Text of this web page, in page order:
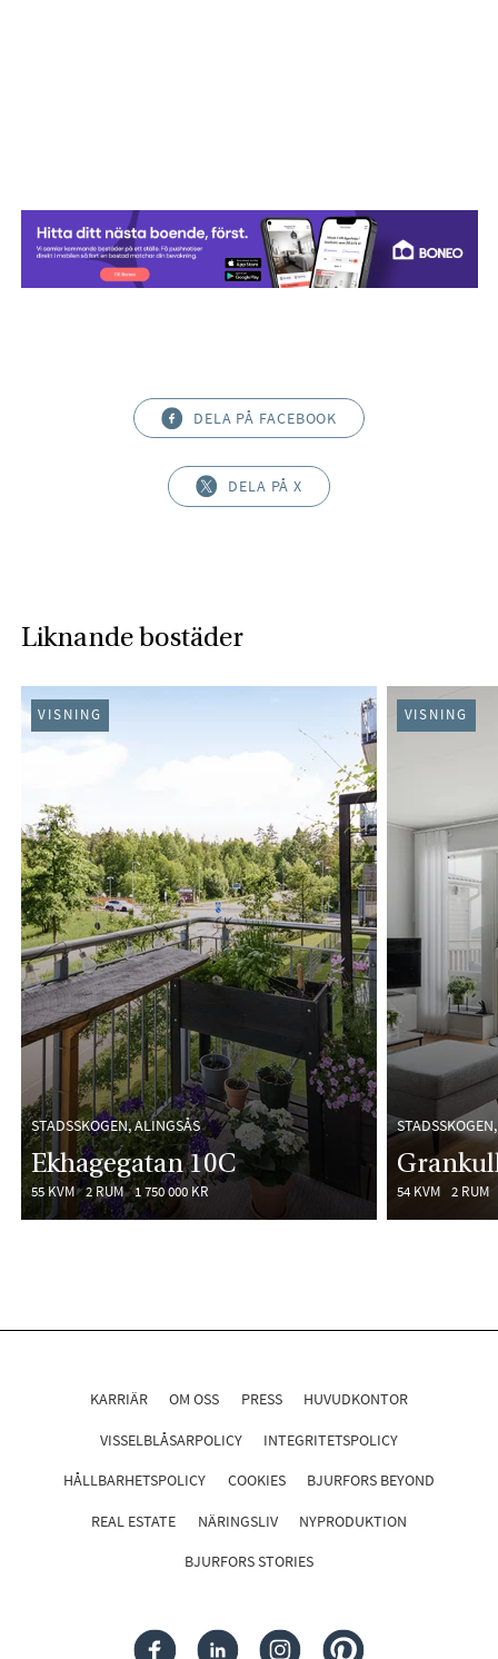
DELA PÅ FACEBOOK
DELA PÅ X
Liknande bostäder
STADSSKOGEN, ALINGSÅS
Ekhagegatan 10C
55 KVM 2 RUM 1 750 000 KR
VISNING
54 KVM 2 RUM
VISNING
KARRIÄR OM OSS PRESS HUVUDKONTOR
VISSELBLÅSARPOLICY INTEGRITETSPOLICY
HÅLLBARHETSPOLICY COOKIES BJURFORS BEYOND
REAL ESTATE NÄRINGSLIV NYPRODUKTION
BJURFORS STORIES